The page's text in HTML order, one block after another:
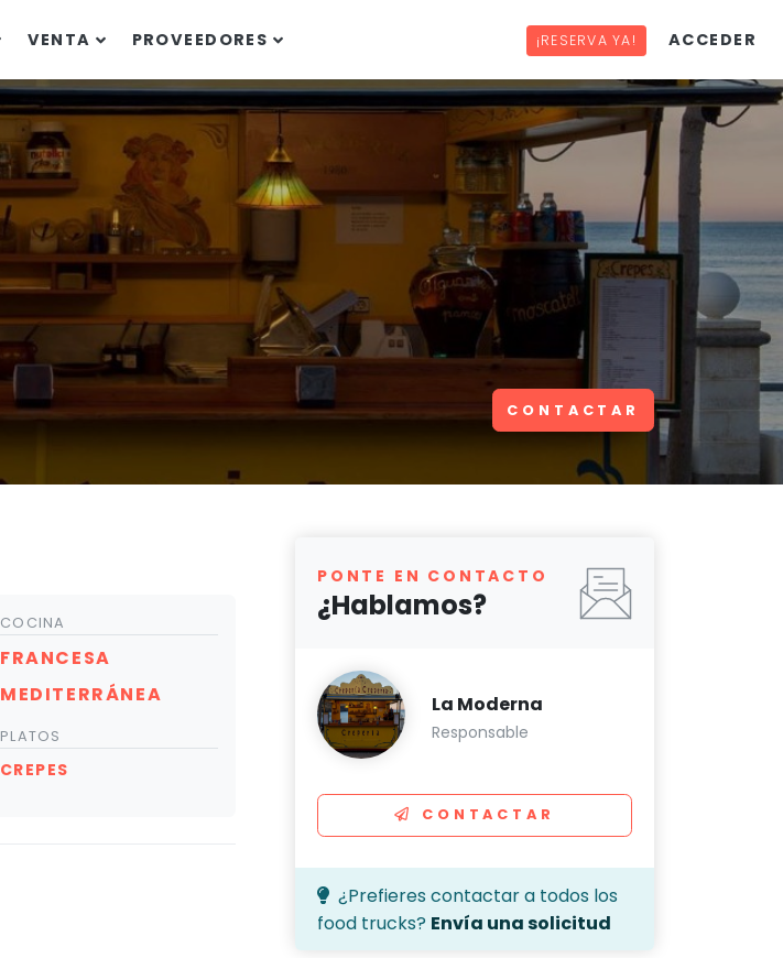
VENTA PROVEEDORES ¡RESERVA YA! ACCEDER
CONTACTAR
COCINA
FRANCESA
MEDITERRÁNEA
PLATOS
CREPES
PONTE EN CONTACTO
¿Hablamos?
La Moderna
Responsable
CONTACTAR
¿Prefieres contactar a todos los
food trucks? Envía una solicitud